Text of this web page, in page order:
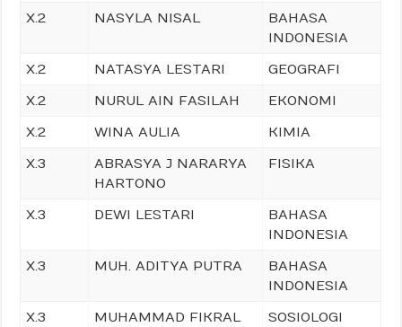
X.2
NASYLA NISAL
BAHASA
INDONESIA
X.2
NATASYA LESTARI
GEOGRAFI
X.2
NURUL AIN FASILAH
EKONOMI
X.2
WINA AULIA
KIMIA
X.3
ABRASYA J NARARYA
HARTONO
FISIKA
X.3 DEWI LESTARI
BAHASA
INDONESIA
X.3
MUH. ADITYA PUTRA
BAHASA
INDONESIA
X.3
MUHAMMAD FIKRAL
SOSIOLOGI